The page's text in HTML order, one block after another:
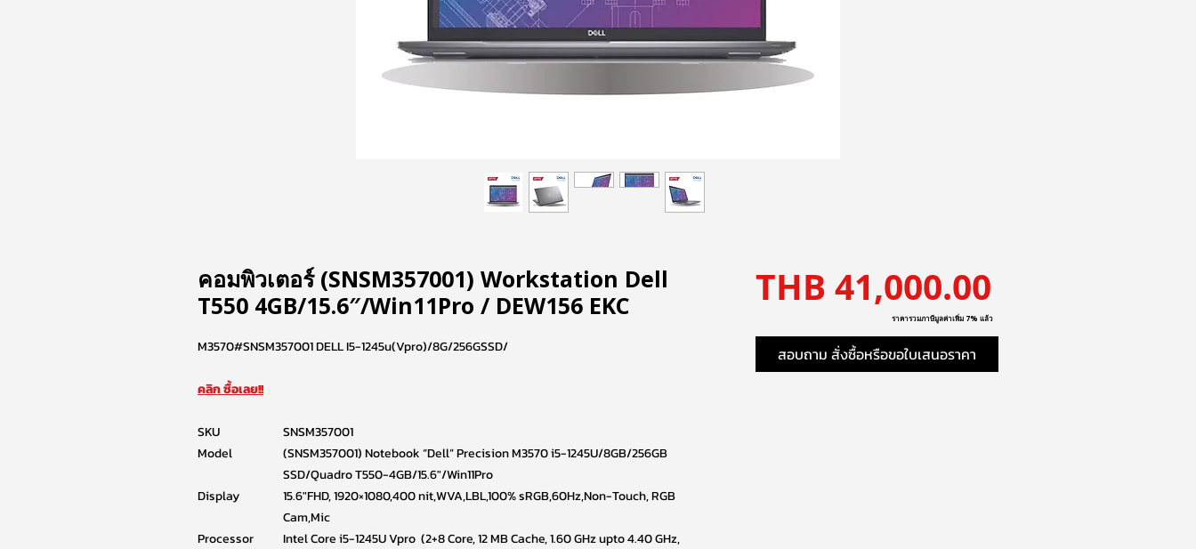
คอมพิวเตอร์ (SNSM357001) Workstation Dell
T550 4GB/15.6″/Win11Pro / DEW156 EKC
M3570#SNSM357001 DELL I5-1245u(Vpro)/8G/256GSSD/
คลิก ซื้อเลย!!
SKU
SNSM357001
Model
(SNSM357001) Notebook “Dell” Precision M3570 i5-1245U/8GB/256GB
SSD/Quadro T550-4GB/15.6″/Win11Pro
Display
15.6″FHD, 1920×1080,400 nit,WVA,LBL,100% sRGB,60Hz,Non-Touch, RGB
Cam,Mic
Processor
Intel Core i5-1245U Vpro (2+8 Core, 12 MB Cache, 1.60 GHz upto 4.40 GHz,
THB 41,000.00ราคา
สอบถาม สั่งซื้อหรือขอใบเสนอราคา
ราคารวมภาษีมูลค่าเพิ่ม 7% แล้ว